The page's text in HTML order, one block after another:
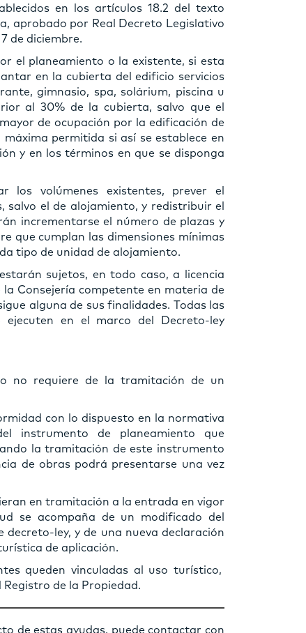
en los artículos 18.2 del texto
aprobado por Real Decreto Legislativo
de diciembre.
el planeamiento o la existente, si esta
en la cubierta del edificio servicios
gimnasio, spa, solárium, piscina u
al 30% de la cubierta, salvo que el
de ocupación por la edificación de
permitida si así se establece en
y en los términos en que se disponga
los volúmenes existentes, prever el
salvo el de alojamiento, y redistribuir el
incrementarse el número de plazas y
que cumplan las dimensiones mínimas
tipo de unidad de alojamiento.
sujetos, en todo caso, a licencia
Consejería competente en materia de
alguna de sus finalidades. Todas las
en el marco del Decreto-ley
no requiere de la tramitación de un
con lo dispuesto en la normativa
instrumento de planeamiento que
la tramitación de este instrumento
de obras podrá presentarse una vez
en tramitación a la entrada en vigor
se acompaña de un modificado del
ley, y de una nueva declaración
de aplicación.
queden vinculadas al uso turístico,
de la Propiedad.
de estas ayudas, puede contactar con